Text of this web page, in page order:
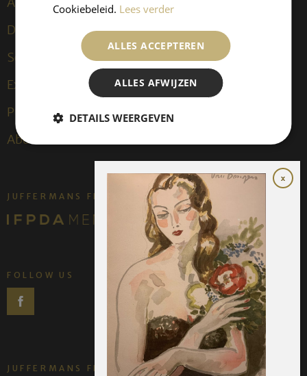
Dongen, Kees van
Sculptures
Expositions
Publications
About us
JUFFERMANS FINE ART IS:
FOLLOW US
JUFFERMANS FINE ART
Cookiebeleid. Lees verder
ALLES ACCEPTEREN
ALLES AFWIJZEN
DETAILS WEERGEVEN